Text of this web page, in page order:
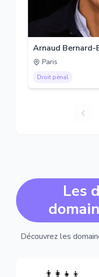
Arnaud Bernard-
Paris
Droit pénal
Les
Découvrez les
👨‍👩‍👧‍👦